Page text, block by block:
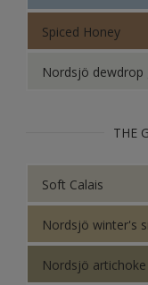
Spiced Honey
Nordsjö dewdrop
THE
Soft Calais
Nordsjö winter's
Nordsjö